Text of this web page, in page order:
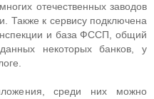
отечественных заводов
Также к сервису подключена
и база ФССП, общий
некоторых банков, у
среди них можно